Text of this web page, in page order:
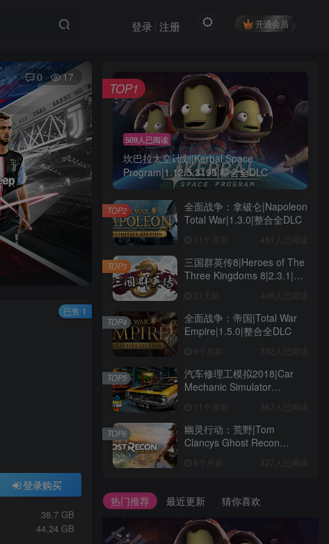
开通会员
登录 注册
0 17
登录购买
38.7 GB
44.24 GB
已售 1
509人已阅读
坎巴拉太空计划|Kerbal Space
Program|1.12.5.3190|整合全DLC
TOP1
全面战争：拿破仑|Napoleon
Total War|1.3.0|整合全DLC
11个月前 461人已阅读
TOP2
三国群英传8|Heroes of The
Three Kingdoms 8|2.3.1|整
21天前 406人已阅读
TOP3
全面战争：帝国|Total War
Empire|1.5.0|整合全DLC
9个月前 392人已阅读
TOP4
汽车修理工模拟2018|Car
Mechanic Simulator
11个月前 367人已阅读
TOP5
幽灵行动：荒野|Tom
Clancys Ghost Recon
DLC8个月前 327人已阅读
TOP6
热门推荐 最近更新 猜你喜欢